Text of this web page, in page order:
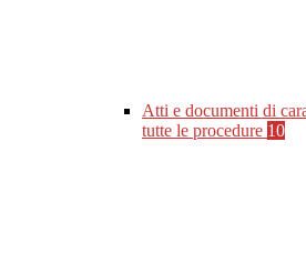
Atti e documenti di
tutte le procedure 10